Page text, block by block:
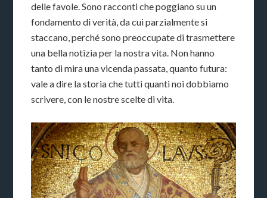
delle favole. Sono racconti che poggiano su un
fondamento di verità, da cui parzialmente si
staccano, perché sono preoccupate di trasmettere
una bella notizia per la nostra vita. Non hanno
tanto di mira una vicenda passata, quanto futura:
vale a dire la storia che tutti quanti noi dobbiamo
scrivere, con le nostre scelte di vita.